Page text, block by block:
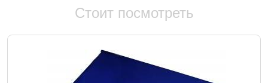
Стоит посмотреть